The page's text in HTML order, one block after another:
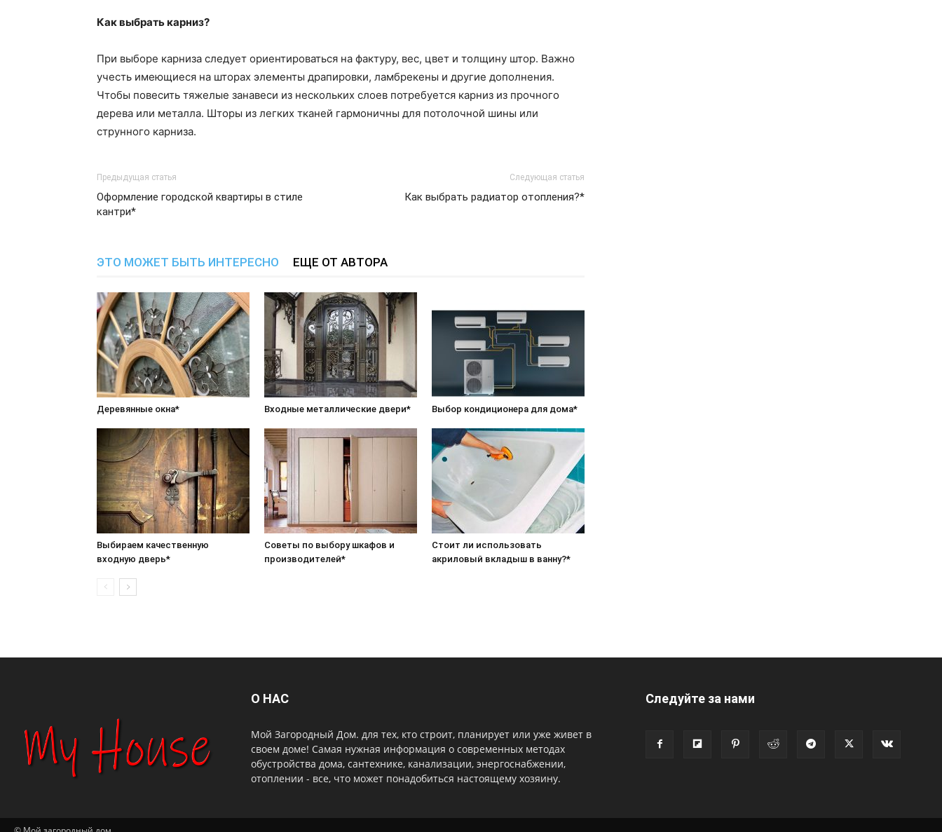
Как выбрать карниз?
При выборе карниза следует ориентироваться на фактуру, вес, цвет и толщину штор. Важно
учесть имеющиеся на шторах элементы драпировки, ламбрекены и другие дополнения.
Чтобы повесить тяжелые занавеси из нескольких слоев потребуется карниз из прочного
дерева или металла. Шторы из легких тканей гармоничны для потолочной шины или
струнного карниза.
Предыдущая статья
Оформление городской квартиры в стиле
кантри*
Следующая статья
Как выбрать радиатор отопления?*
ЭТО МОЖЕТ БЫТЬ ИНТЕРЕСНО ЕЩЕ ОТ АВТОРА
Деревянные окна* Входные металлические двери* Выбор кондиционера для дома*
Выбираем качественную
входную дверь*
Советы по выбору шкафов и
производителей*
Стоит ли использовать
акриловый вкладыш в ванну?*
О НАС
Мой Загородный Дом. для тех, кто строит, планирует или уже живет в
своем доме! Самая нужная информация о современных методах
обустройства дома, сантехнике, канализации, энергоснабжении,
отоплении - все, что может понадобиться настоящему хозяину.
Следуйте за нами